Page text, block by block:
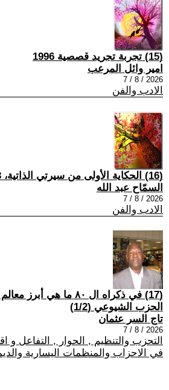
(15) تجربة تجريد قصصية 1996
امير وائل المرعب
2026 / 8 / 7
الادب والفن
(16) الحكاية الأولى من سيرتي الذاتية، 23
السمّاح عبد الله
2026 / 8 / 7
الادب والفن
(17) في ذكراه ال ٨٠ ما هي
الحزب الشيوعي (1/2)
تاج السر عثمان
2026 / 8 / 7
التحزب والتنظيم , الحوار , التفاعل و
في الاحزاب والمنظمات اليسارية